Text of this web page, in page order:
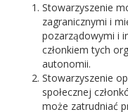
Stowarzyszenie
zagranicznymi i
pozarządowymi i
członkiem tych
autonomii.
Stowarzyszenie
społecznej
może zatrudniać